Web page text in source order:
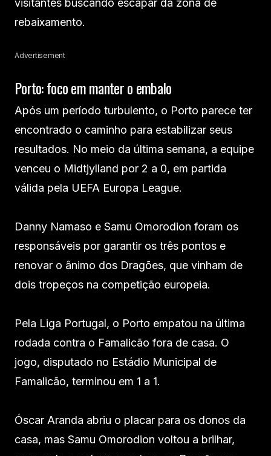
rebaixamento.
Advertisement
Porto: foco em manter o embalo
Após um período turbulento, o Porto parece ter
encontrado o caminho para estabilizar seus
resultados. No meio da última semana, a equipe
venceu o Midtjylland por 2 a 0, em partida
válida pela UEFA Europa League.
Danny Namaso e Samu Omorodion foram os
responsáveis por garantir os três pontos e
renovar o ânimo dos Dragões, que vinham de
dois tropeços na competição europeia.
Pela Liga Portugal, o Porto empatou na última
rodada contra o Famalicão fora de casa. O
jogo, disputado no Estádio Municipal de
Famalicão, terminou em 1 a 1.
Óscar Aranda abriu o placar para os donos da
casa, mas Samu Omorodion voltou a brilhar,